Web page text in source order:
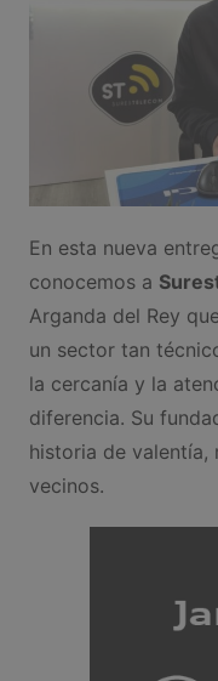
En esta nueva
conocemos a
Arganda del Rey
un sector tan
la cercanía y la
diferencia. Su
historia de valentía,
vecinos.